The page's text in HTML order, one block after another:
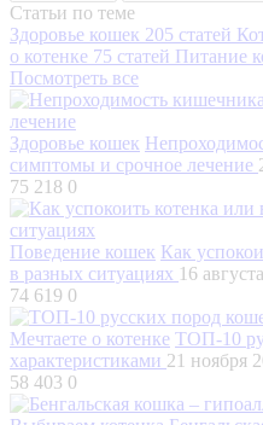
Статьи по теме
Здоровье кошек 205 статей
о котенке 75 статей Питание
Посмотреть все
Здоровье кошек
симптомы и срочное лечение
75 218 0
Поведение кошек Как
в разных ситуациях 16
74 619 0
Мечтаете о котенке ТОП-10
характеристиками 21 ноября
58 403 0